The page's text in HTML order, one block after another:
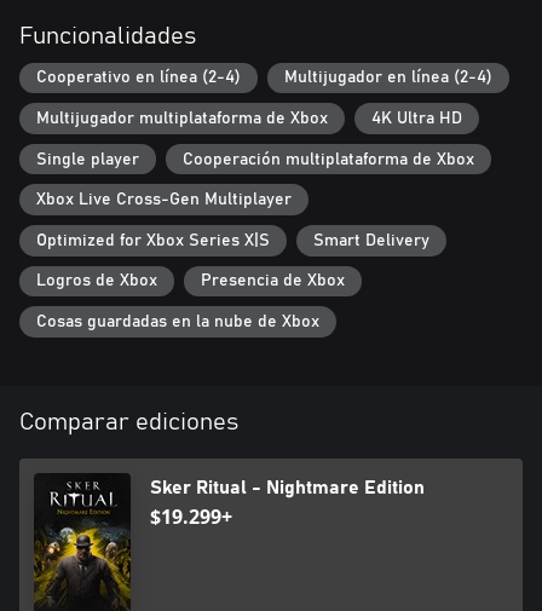
Funcionalidades
Cooperativo en línea (2-4) Multijugador en línea (2-4)
Multijugador multiplataforma de Xbox 4K Ultra HD
Single player Cooperación multiplataforma de Xbox
Xbox Live Cross-Gen Multiplayer
Optimized for Xbox Series X|S Smart Delivery
Logros de Xbox Presencia de Xbox
Cosas guardadas en la nube de Xbox
Comparar ediciones
Sker Ritual - Nightmare Edition
$19.299+